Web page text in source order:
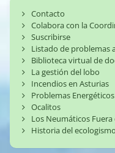
Contacto
Colabora con la
Suscribirse
Listado de problemas
Biblioteca virtual de
La gestión del lobo
Incendios en Asturias
Problemas
Ocalitos
Los Neumáticos Fuera
Historia del